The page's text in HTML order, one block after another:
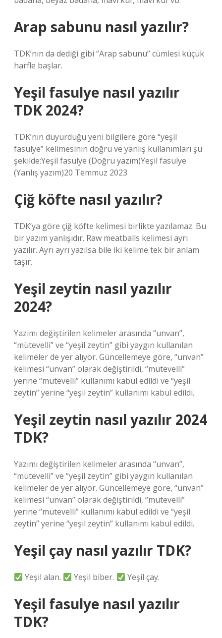
Arap sabunu nasıl yazılır?
TDK’nın da dediği gibi “Arap sabunu” cümlesi küçük
harfle başlar.
Yeşil fasulye nasıl yazılır
TDK 2024?
TDK’nın duyurduğu yeni bilgilere göre “yeşil
fasulye” kelimesinin doğru ve yanlış kullanımları şu
şekilde:Yeşil fasulye (Doğru yazım)Yeşil fasulye
(Yanlış yazım)20 Temmuz 2023
Çiğ köfte nasıl yazılır?
TDK’ya göre çiğ köfte kelimesi birlikte yazılamaz. Bu
bir yazım yanlışıdır. Raw meatballs kelimesi ayrı
yazılır. Ayrı ayrı yazılsa bile iki kelime tek bir anlam
taşır.
Yeşil zeytin nasıl yazılır
2024?
Yazımı değiştirilen kelimeler arasında “unvan”,
“mütevelli” ve “yeşil zeytin” gibi yaygın kullanılan
kelimeler de yer alıyor. Güncellemeye göre, “unvan”
kelimesi “unvan” olarak değiştirildi, “mütevelli”
yerine “mütevelli” kullanımı kabul edildi ve “yeşil
zeytin” yerine “yeşil zeytin” kullanımı kabul edildi.
Yeşil zeytin nasıl yazılır 2024
TDK?
Yazımı değiştirilen kelimeler arasında “unvan”,
“mütevelli” ve “yeşil zeytin” gibi yaygın kullanılan
kelimeler de yer alıyor. Güncellemeye göre, “unvan”
kelimesi “unvan” olarak değiştirildi, “mütevelli”
yerine “mütevelli” kullanımı kabul edildi ve “yeşil
zeytin” yerine “yeşil zeytin” kullanımı kabul edildi.
Yeşil çay nasıl yazılır TDK?
Yeşil alan. Yeşil biber. Yeşil çay.
Yeşil fasulye nasıl yazılır
TDK?